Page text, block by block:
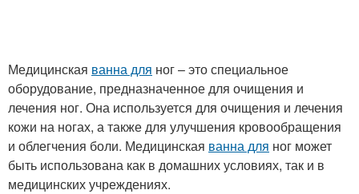
Медицинская ванна для ног – это специальное
оборудование, предназначенное для очищения и
лечения ног. Она используется для очищения и лечения
кожи на ногах, а также для улучшения кровообращения
и облегчения боли. Медицинская ванна для ног может
быть использована как в домашних условиях, так и в
медицинских учреждениях.